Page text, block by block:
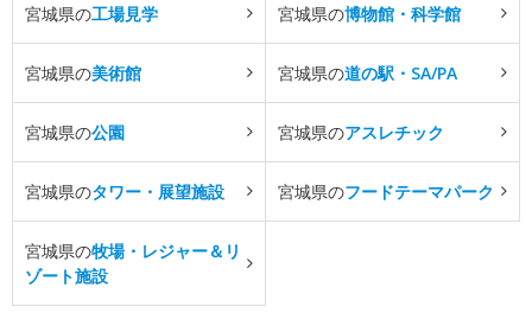
宮城県の工場見学 宮城県の博物館・科学館
宮城県の美術館 宮城県の道の駅・SA/PA
宮城県の公園 宮城県のアスレチック
宮城県のタワー・展望施設 宮城県のフードテーマパーク
宮城県の牧場・レジャー＆リ
ゾート施設